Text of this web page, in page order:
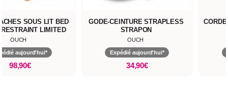
SOUS LIT BED
LIMITED
EDITION
OUCH
aujourd'hui*
98,90€
GODE-CEINTURE STRAPLESS
STRAPON
OUCH
Expédié aujourd'hui*
34,90€